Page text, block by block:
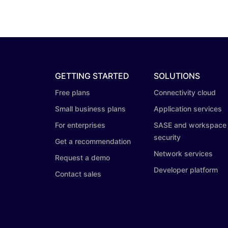
GETTING STARTED
Free plans
Small business plans
For enterprises
Get a recommendation
Request a demo
Contact sales
SOLUTIONS
Connectivity cloud
Application services
SASE and workspace
security
Network services
Developer platform